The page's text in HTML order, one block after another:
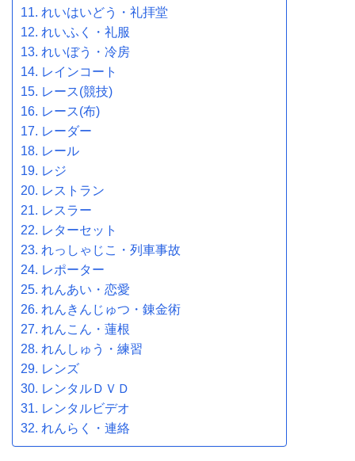
れいはいどう・礼拝堂
れいふく・礼服
れいぼう・冷房
レインコート
レース(競技)
レース(布)
レーダー
レール
レジ
レストラン
レスラー
レターセット
れっしゃじこ・列車事故
レポーター
れんあい・恋愛
れんきんじゅつ・錬金術
れんこん・蓮根
れんしゅう・練習
レンズ
レンタルＤＶＤ
レンタルビデオ
れんらく・連絡